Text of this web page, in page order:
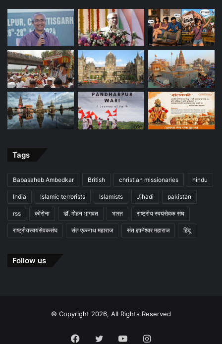
Tags
Babasaheb Ambedkar British christian missionaries hindu
India Islamic terrorists Islamists Jihadi pakistan
rss कोरोना डॉ. मोहन भागवत भारत राष्ट्रीय स्वयंसेवक संघ
राष्ट्रीयस्वयंसेवकसंघ संत एकनाथ महाराज संत ज्ञानेश्वर महाराज हिंदू
Follow us
© Copyright 2026, All Rights Reserved
Facebook
TwitterYouTubeInstagram